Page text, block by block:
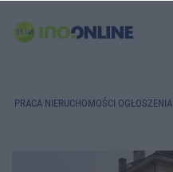
PRACA NIERUCHOMOŚCI OGŁOSZENIA